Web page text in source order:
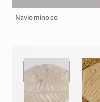
Navio minoico